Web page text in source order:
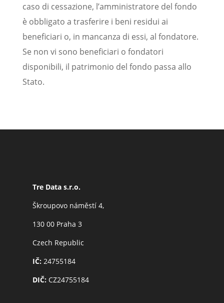
caso di cessazione, l’amministratore del fondo
è obbligato a trasferire i beni residui ai
beneficiari o, in mancanza di essi, al fondatore.
Se non vi sono beneficiari o fondatori
disponibili, il patrimonio del fondo passa allo
Stato.
Tre Data s.r.o.
Škroupovo náměstí 4,
130 00 Praha 3
Czech Republic
IČ:24755184
DIČ:CZ24755184